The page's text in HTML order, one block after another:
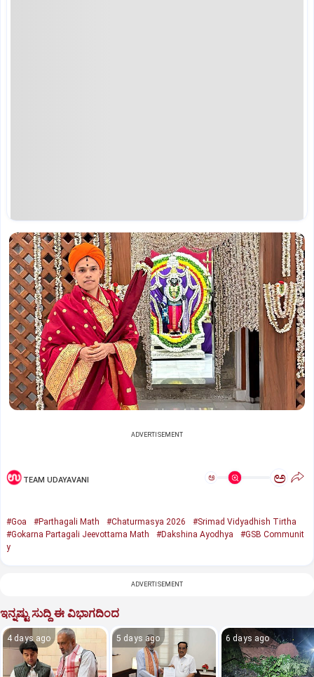
ADVERTISEMENT
TEAM UDAYAVANI ಅ ಅ
#Goa #Parthagali Math #Chaturmasya 2026
#Srimad Vidyadhish Tirtha
#Gokarna Partagali Jeevottama Math
#Dakshina Ayodhya
#GSB Communit
y
ADVERTISEMENT
ಇನ್ನಷ್ಟು ಸುದ್ದಿ ಈ ವಿಭಾಗದಿಂದ
4 days ago 5 days ago 6 days ago